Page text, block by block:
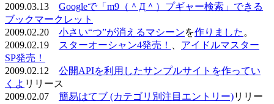
2009.03.13 Googleで「m9（＾Д＾）プギャー検索」できる
ブックマークレット
2009.02.20 小さい“つ”が消えるマシーンを作りました 。
2009.02.19
スターオーシャン4発売！
アイドルマスター
SP発売！
2009.02.12 公開APIを利用したサンプルサイトを作ってい
くよ リリース
2009.02.07 簡易はてブ (カテゴリ別注目エントリー)リリー